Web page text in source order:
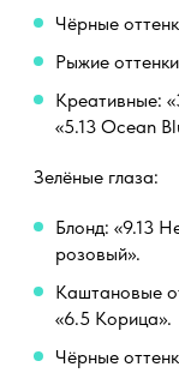
Чёрные
Рыжие
Креативные:
«5.13 Ocean
Зелёные глаза:
Блонд: «9.13
розовый».
Каштановые
«6.5 Корица».
Чёрные